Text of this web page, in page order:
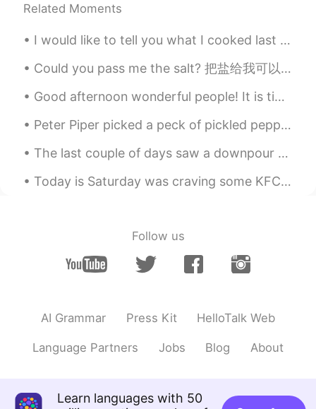
Tina 2019.10.07 10:51
CN EN
找不到人生方向
白白 2019.10.07 10:05
有点中国哲学意味！😄
lu2 2019.10.07 08:15
chen 2019.10.07 06:56
CN EN
薛淑真 2019.10.07 04:07
Related Moments
I would like to tell you what I cooked last night: for a change I slow cooked some lamb for the b...
Could you pass me the salt? 把盐给我可以吗？ Here you go. 给，给你。 Are you ready??? Here we go!! 准备好了？？咱们开始...
Good afternoon wonderful people! It is time for a poem. Can you read it out for me! I do not li...
Peter Piper picked a peck of pickled peppers. A peck of pickled peppers Peter Piper picked. If Pe...
The last couple of days saw a downpour almost non stop . You wouldn’t think it’s the height of su...
Today is Saturday was craving some KFC but making it from home was better since it’s baked and no...
Follow us
AI Grammar Press Kit HelloTalk Web
Language Partners Jobs Blog About
Learn languages with 50